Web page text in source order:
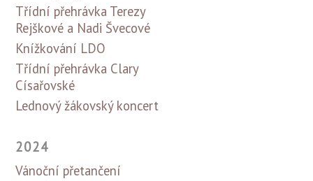
Třídní přehrávka Terezy
Rejškové a Nadi Švecové
Knížkování LDO
Třídní přehrávka Clary
Císařovské
Lednový žákovský koncert
2024
Vánoční přetančení